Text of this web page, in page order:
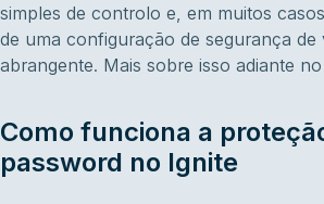
simples de controlo e, em muitos
de uma configuração de segurança de
abrangente. Mais sobre isso adiante
Como funciona a
password no Ignite